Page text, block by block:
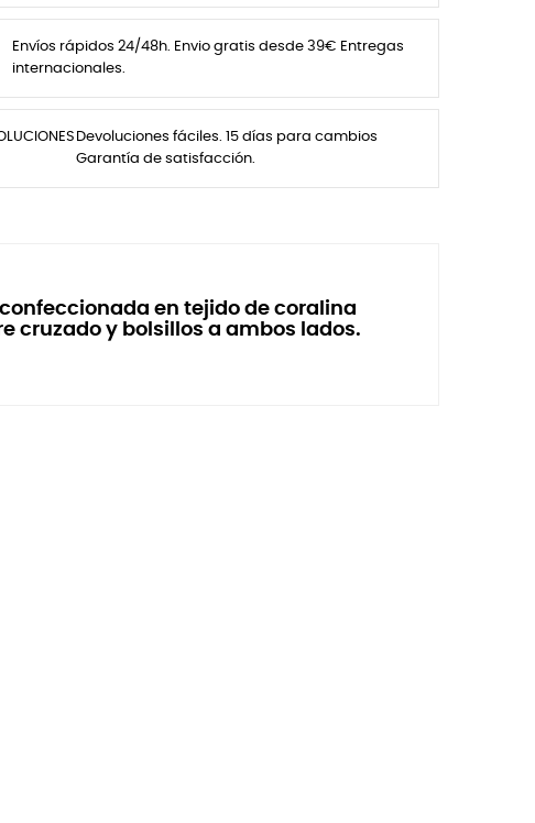
Envíos rápidos 24/48h. Envio gratis desde 39€ Entregas
internacionales.
Devoluciones fáciles. 15 días para cambios
Garantía de satisfacción.
en tejido de coralina
cruzado y bolsillos a ambos lados.